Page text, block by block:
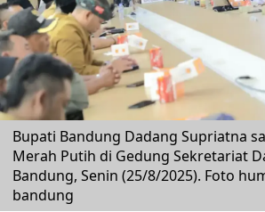
Bupati Bandung Dadang Supriatna
Merah Putih di Gedung Sekretariat
Bandung, Senin (25/8/2025). Foto
bandung